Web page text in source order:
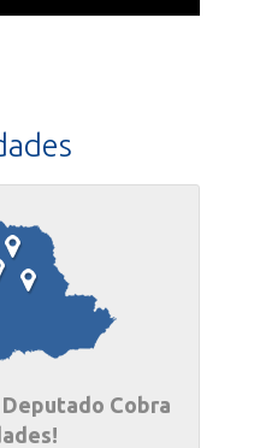
Cobra